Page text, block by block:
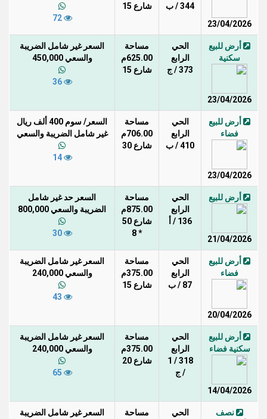
23/04/2026
344 / ب
شارع 15
72
أرض للبيع
سكنية
23/04/2026
الحي
الرابع
373 / ج
مساحة
625.00م
شارع 15
السعر غير شامل الضريبة
والسعي 450,000
36
أرض للبيع
فضاء
23/04/2026
الحي
الرابع
410 / ب
مساحة
706.00م
شارع 30
السعر/ سوم 400 ألف ريال
غير شامل الضريبة والسعي
14
أرض للبيع
21/04/2026
الحي
الرابع
136 / أ
مساحة
875.00م
شارع 50
* 8
السعر حد غير شامل
الضريبة والسعي 800,000
30
أرض للبيع
فضاء
20/04/2026
الحي
الرابع
87 / ب
مساحة
375.00م
شارع 15
السعر غير شامل الضريبة
والسعي 240,000
أرض للبيع
سكنية فضاء
14/04/2026
الحي
الرابع
318 / 1
/ ج
مساحة
375.00م
شارع 20
السعر غير شامل الضريبة
والسعي 240,000
نصف
الحي
مساحة
السعر غير شامل الضريبة